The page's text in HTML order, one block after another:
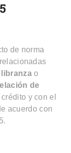
de norma
libranzao
de
y con el
acuerdo con